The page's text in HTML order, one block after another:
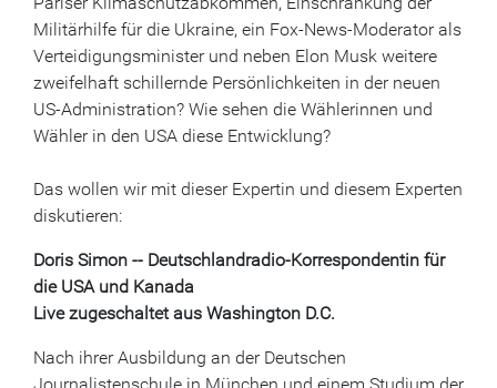
Militärhilfe für die Ukraine, ein Fox-News-Moderator als
Verteidigungsminister und neben Elon Musk weitere
zweifelhaft schillernde Persönlichkeiten in der neuen
US-Administration? Wie sehen die Wählerinnen und
Wähler in den USA diese Entwicklung?
Das wollen wir mit dieser Expertin und diesem Experten
diskutieren:
Doris Simon -- Deutschlandradio-Korrespondentin für
die USA und Kanada
Live zugeschaltet aus Washington D.C.
Nach ihrer Ausbildung an der Deutschen